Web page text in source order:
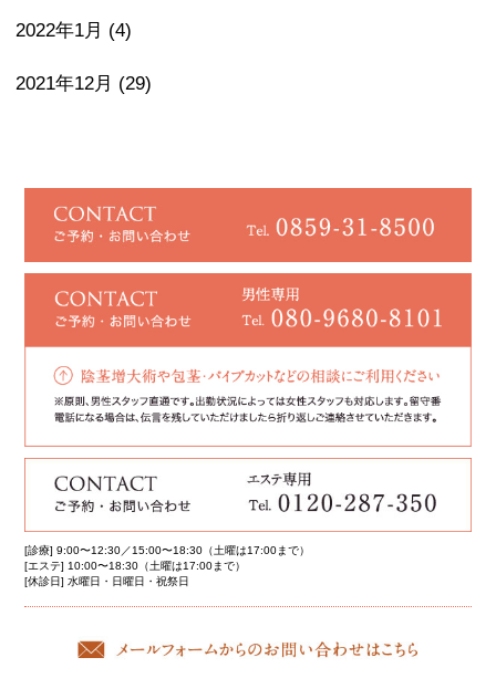
2022年1月 (4)
2021年12月 (29)
[診療] 9:00〜12:30／15:00〜18:30（土曜は17:00まで）
[エステ] 10:00〜18:30（土曜は17:00まで）
[休診日] 水曜日・日曜日・祝祭日